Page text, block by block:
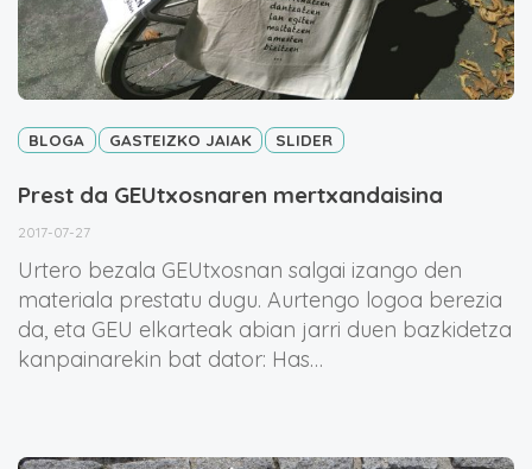
BLOGA GASTEIZKO JAIAK SLIDER
Prest da GEUtxosnaren mertxandaisina
2017-07-27
Urtero bezala GEUtxosnan salgai izango den
materiala prestatu dugu. Aurtengo logoa berezia
da, eta GEU elkarteak abian jarri duen bazkidetza
kanpainarekin bat dator: Has…